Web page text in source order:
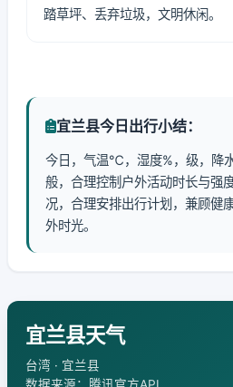
踏草坪、丢弃垃圾，文明休闲。
宜兰县今日出行小结：
今日，气温℃，湿度%，级，降
般，合理控制户外活动时长与强
况，合理安排出行计划，兼顾健
外时光。
宜兰县天气
台湾 · 宜兰县